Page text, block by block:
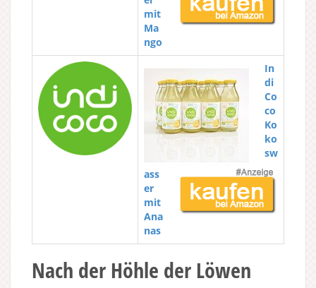
mit
Ma
ngo
In
di
Co
co
Ko
ko
sw
ass
er
mit
Ana
nas
Nach der Höhle der Löwen